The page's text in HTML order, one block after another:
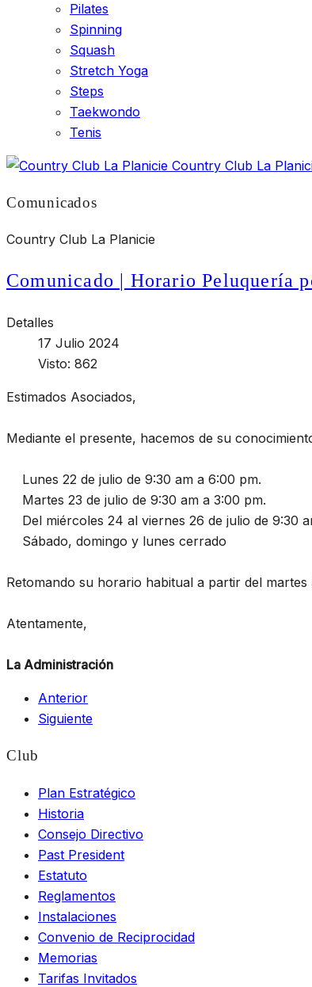
Pilates
Spinning
Squash
Stretch Yoga
Steps
Taekwondo
Tenis
Country Club La
Comunicados
Country Club La Planicie
Comunicado | Horario Peluquería
Detalles
17 Julio 2024
Visto: 862
Estimados Asociados,
Mediante el presente, hacemos de su
Lunes 22 de julio de 9:30 am a 6:00 pm.
Martes 23 de julio de 9:30 am a 3:00 pm.
Del miércoles 24 al viernes 26 de julio de 9:30
Sábado, domingo y lunes cerrado
Retomando su horario habitual a partir del martes
Atentamente,
La Administración
Anterior
Siguiente
Club
Plan Estratégico
Historia
Consejo Directivo
Past President
Estatuto
Reglamentos
Instalaciones
Convenio de Reciprocidad
Memorias
Tarifas Invitados